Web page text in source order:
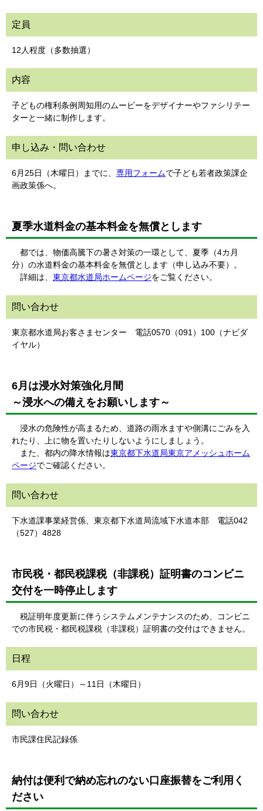
定員
12人程度（多数抽選）
内容
子どもの権利条例周知用のムービーをデザイナーやファシリテー
ターと一緒に制作します。
申し込み・問い合わせ
6月25日（木曜日）までに、 専用フォームで子ども若者政策課企
画政策係へ。
夏季水道料金の基本料金を無償とします
都では、物価高騰下の暑さ対策の一環として、夏季（4カ月
分）の水道料金の基本料金を無償とします（申し込み不要）。
詳細は、 東京都水道局ホームページをご覧ください。
問い合わせ
東京都水道局お客さまセンター 電話0570（091）100（ナビダ
イヤル）
6月は浸水対策強化月間
～浸水への備えをお願いします～
浸水の危険性が高まるため、道路の雨水ますや側溝にごみを入
れたり、上に物を置いたりしないようにしましょう。
また、都内の降水情報は東京都下水道局東京アメッシュホーム
ページでご確認ください。
問い合わせ
下水道課事業経営係、東京都下水道局流域下水道本部 電話042
（527）4828
市民税・都民税課税（非課税）証明書のコンビニ
交付を一時停止します
税証明年度更新に伴うシステムメンテナンスのため、コンビニ
での市民税・都民税課税（非課税）証明書の交付はできません。
日程
6月9日（火曜日）～11日（木曜日）
問い合わせ
市民課住民記録係
納付は便利で納め忘れのない口座振替をご利用く
ださい